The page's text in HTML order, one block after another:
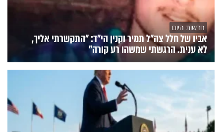
חדשות היום
אביו של חלל צה"ל תמיר וקנין הי"ד: "התקשרתי אליך,
לא ענית. הרגשתי שמשהו רע קורה"